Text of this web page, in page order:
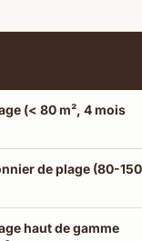
(< 80 m², 4 mois
de plage (80-150
haut de gamme